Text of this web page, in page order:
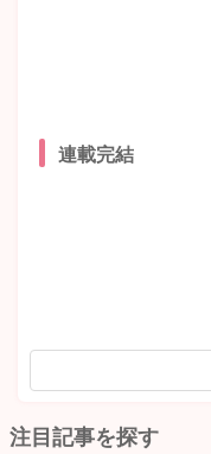
連載完結
注目記事を探す